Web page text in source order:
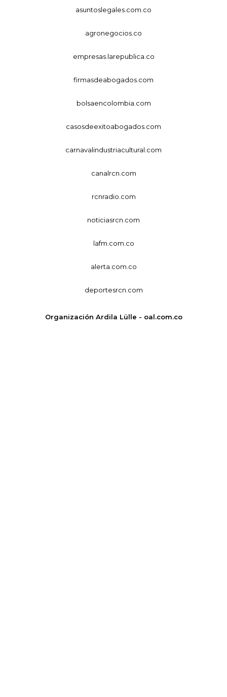
asuntoslegales.com.co
agronegocios.co
empresas.larepublica.co
firmasdeabogados.com
bolsaencolombia.com
casosdeexitoabogados.com
carnavalindustriacultural.com
canalrcn.com
rcnradio.com
noticiasrcn.com
lafm.com.co
alerta.com.co
deportesrcn.com
Organización Ardila Lülle - oal.com.co